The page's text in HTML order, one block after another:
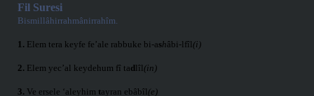
Fil Suresi
Bismillâhirrahmânirrahîm.
1. Elem tera keyfe fe’ale rabbuke bi-ashâbi-lfîl(i)
2. Elem yec’al keydehum fî tadlîl(in)
3. Ve ersele ‘aleyhim tayran ebâbîl(e)